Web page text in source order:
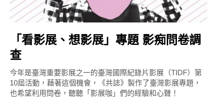
「看影展、想影展」專題 影痴問卷調
查
今年是臺灣重要影展之一的臺灣國際紀錄片影展（TIDF）第
10屆活動，藉著這個機會，《共誌》製作了臺灣影展專題，
也希望利用問卷，聽聽「影展咖」們的經驗和心聲！